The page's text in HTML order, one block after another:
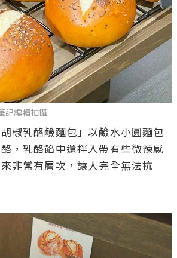
記編輯拍攝
椒乳酪鹼麵包」以鹼水小圓麵包
，乳酪餡中還拌入帶有些微辣感
非常有層次，讓人完全無法抗